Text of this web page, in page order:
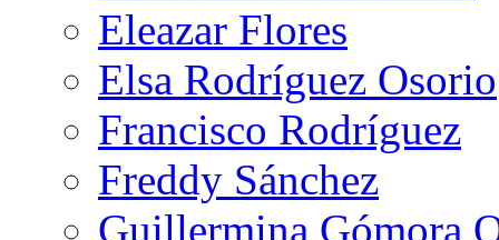
Eleazar Flores
Elsa Rodríguez Osorio
Francisco Rodríguez
Freddy Sánchez
Guillermina Gómora